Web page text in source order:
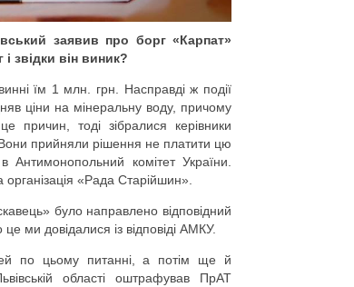
заявив про борг «Карпат»
звідки він виник?
їм 1 млн. грн. Насправді ж події
ціни на мінеральну воду, причому
тоді зібралися керівники
прийняли рішення не платити цю
комітет України.
«Рада Старійшин».
було направлено відповідний
ми довідалися із відповіді АМКУ.
по цьому питанні, а потім ще й
області оштрафував ПрАТ